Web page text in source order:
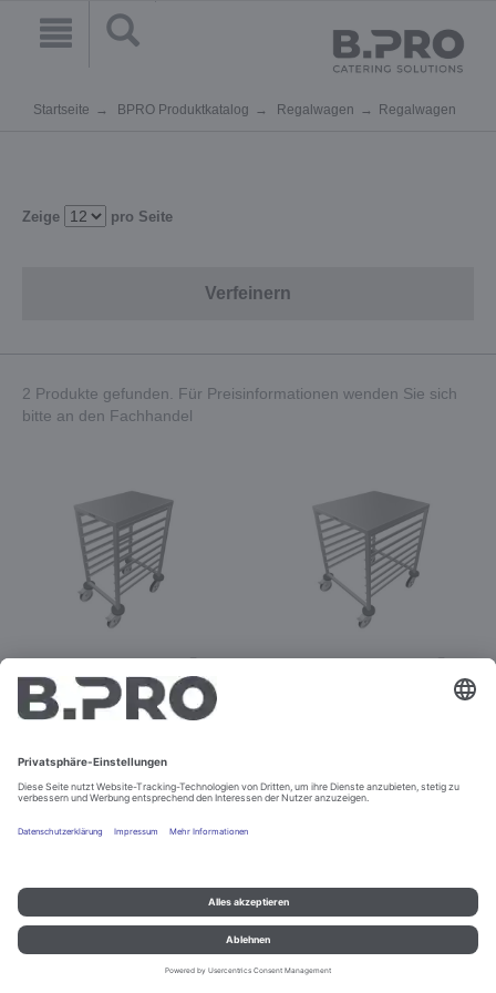
Startseite BPRO Produktkatalog Regalwagen Regalwagen
Zeige pro Seite
Verfeinern
2 Produkte gefunden. Für Preisinformationen wenden Sie sich
bitte an den Fachhandel
RWRA 850
Impressum und Datenschutz Kontakt
Rechtliche Hinweise
© B.PRO Catering Solutions 2022